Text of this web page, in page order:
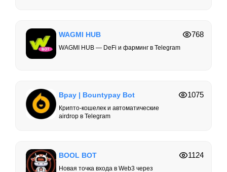
WAGMI HUB
WAGMI HUB — DeFi и фарминг в Telegram
768
Bpay | Bountypay Bot
Крипто-кошелек и автоматические
airdrop в Telegram
1075
BOOL BOT
Новая точка входа в Web3 через
1124